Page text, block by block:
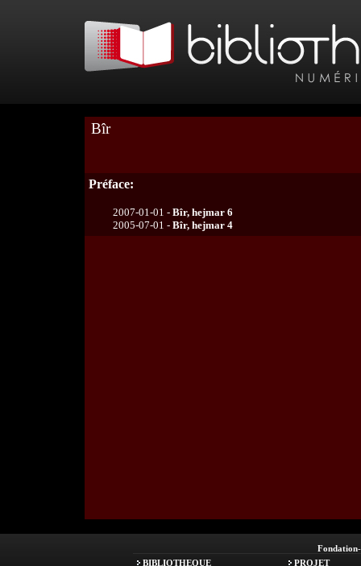
Bîr
Préface:
2007-01-01 - Bîr, hejmar 6
2005-07-01 - Bîr, hejmar 4
Fondation
BIBLIOTHEQUE
PROJET